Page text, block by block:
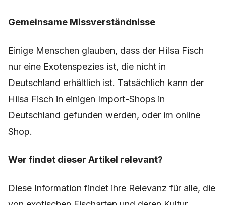
Gemeinsame Missverständnisse
Einige Menschen glauben, dass der Hilsa Fisch
nur eine Exotenspezies ist, die nicht in
Deutschland erhältlich ist. Tatsächlich kann der
Hilsa Fisch in einigen Import-Shops in
Deutschland gefunden werden, oder im online
Shop.
Wer findet dieser Artikel relevant?
Diese Information findet ihre Relevanz für alle, die